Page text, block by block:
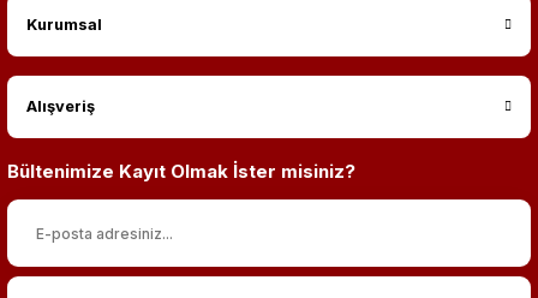
Kurumsal
Alışveriş
Bültenimize Kayıt Olmak İster misiniz?